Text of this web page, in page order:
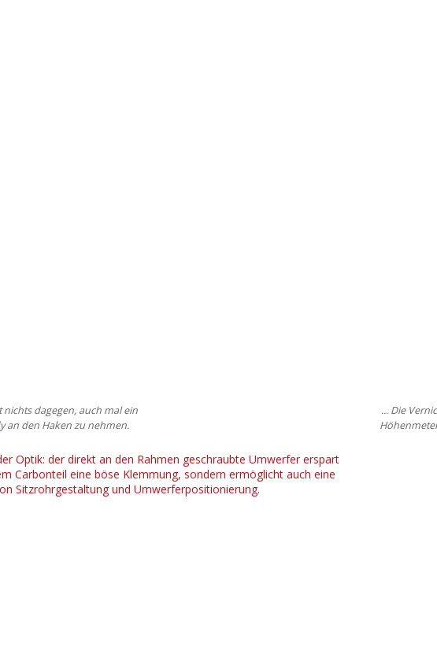
nichts dagegen, auch mal ein
an den Haken zu nehmen.
... Die